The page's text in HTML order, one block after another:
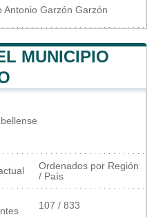
Antonio Garzón Garzón
MUNICIPIO
Ordenados por Región
/ País
107 / 833